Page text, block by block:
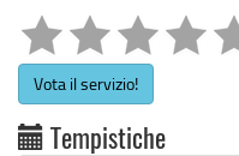
Vota il servizio!
Tempistiche